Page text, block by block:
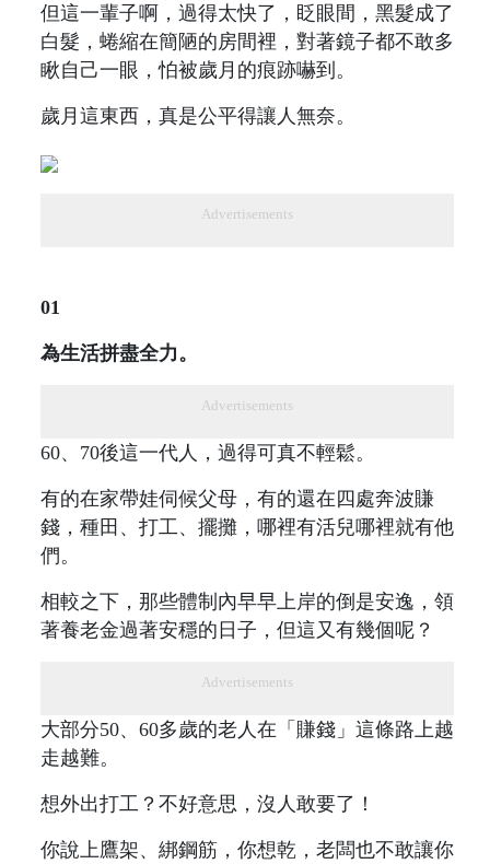
但這一輩子啊，過得太快了，眨眼間，黑髮成了
白髮，蜷縮在簡陋的房間裡，對著鏡子都不敢多
瞅自己一眼，怕被歲月的痕跡嚇到。
歲月這東西，真是公平得讓人無奈。
Advertisements
01
為生活拼盡全力。
Advertisements
60、70後這一代人，過得可真不輕鬆。
有的在家帶娃伺候父母，有的還在四處奔波賺
錢，種田、打工、擺攤，哪裡有活兒哪裡就有他
們。
相較之下，那些體制內早早上岸的倒是安逸，領
著養老金過著安穩的日子，但這又有幾個呢？
Advertisements
大部分50、60多歲的老人在「賺錢」這條路上越
走越難。
想外出打工？不好意思，沒人敢要了！
你說上鷹架、綁鋼筋，你想乾，老闆也不敢讓你